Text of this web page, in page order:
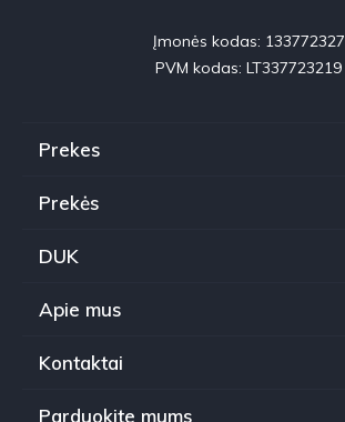
Įmonės kodas: 133772327
PVM kodas: LT337723219
Prekes
Prekės
DUK
Apie mus
Kontaktai
Parduokite mums